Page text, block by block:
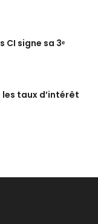
CI signe sa 3ᵉ
les taux d’intérêt